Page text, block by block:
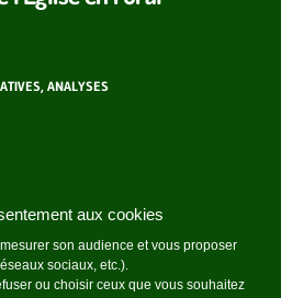
aux cookies
son audience et vous proposer
sociaux, etc.).
ou choisir ceux que vous souhaitez
ANALYSES